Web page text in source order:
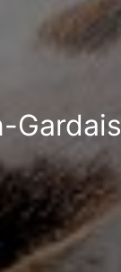
Gardais